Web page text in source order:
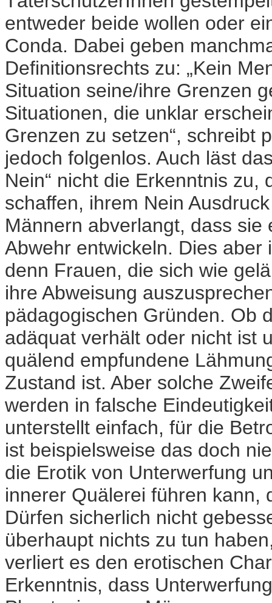
entweder beide wollen oder
Conda. Dabei geben
Definitionsrechts zu: „Kein
Situation seine/ihre Grenzen
Situationen, die unklar
Grenzen zu setzen“, schreibt
jedoch folgenlos. Auch läst
Nein“ nicht die Erkenntnis
schaffen, ihrem Nein
Männern abverlangt, dass
Abwehr entwickeln. Dies
denn Frauen, die sich wie
ihre Abweisung
pädagogischen Gründen. Ob
adäquat verhält oder nicht ist
quälend empfundene
Zustand ist. Aber solche
werden in falsche
unterstellt einfach, für die
ist beispielsweise das doch
die Erotik von Unterwerfung
innerer Quälerei führen kann,
Dürfen sicherlich nicht
überhaupt nichts zu tun
verliert es den erotischen
Erkenntnis, dass